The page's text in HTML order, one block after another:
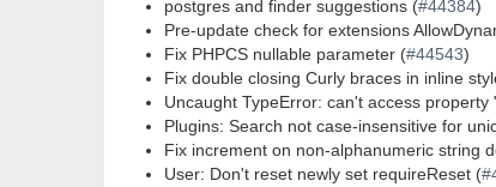
postgres and finder suggestions (#44384)
Pre-update check for extensions
Fix PHPCS nullable parameter (#44543)
Fix double closing Curly braces in inline
Uncaught TypeError: can't access
Plugins: Search not case-insensitive for
Fix increment on non-alphanumeric string
User: Don't reset newly set requireReset (